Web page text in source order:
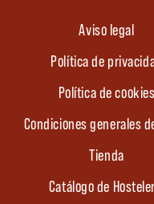
Aviso legal
Política de
Política de cookies
Condiciones generales
Tienda
Catálogo de